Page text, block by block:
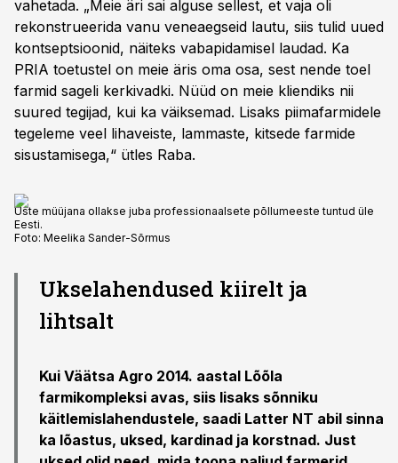
vahetada. „Meie äri sai alguse sellest, et vaja oli
rekonstrueerida vanu veneaegseid lautu, siis tulid uued
kontseptsioonid, näiteks vabapidamisel laudad. Ka
PRIA toetustel on meie äris oma osa, sest nende toel
farmid sageli kerkivadki. Nüüd on meie kliendiks nii
suured tegijad, kui ka väiksemad. Lisaks piimafarmidele
tegeleme veel lihaveiste, lammaste, kitsede farmide
sisustamisega,“ ütles Raba.
Uste müüjana ollakse juba professionaalsete põllumeeste tuntud üle
Eesti.
Foto: Meelika Sander-Sõrmus
Ukselahendused kiirelt ja
lihtsalt
Kui Väätsa Agro 2014. aastal Lõõla
farmikompleksi avas, siis lisaks sõnniku
käitlemislahendustele, saadi Latter NT abil sinna
ka lõastus, uksed, kardinad ja korstnad. Just